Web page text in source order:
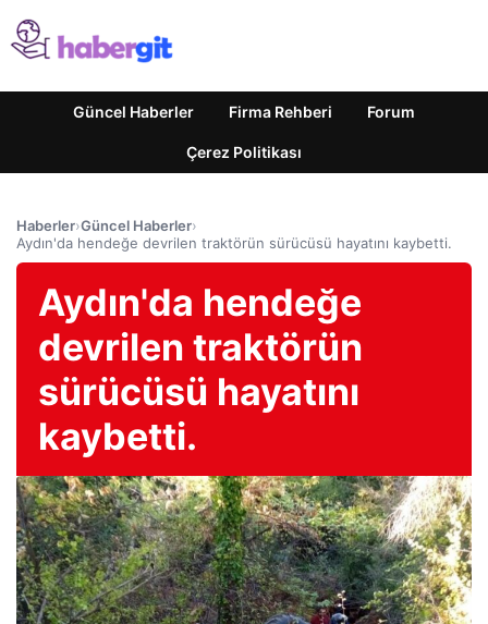
Güncel Haberler Firma Rehberi Forum
Çerez Politikası
Haberler›Güncel Haberler›
Aydın'da hendeğe devrilen traktörün sürücüsü hayatını kaybetti.
Aydın'da hendeğe
devrilen traktörün
sürücüsü hayatını
kaybetti.